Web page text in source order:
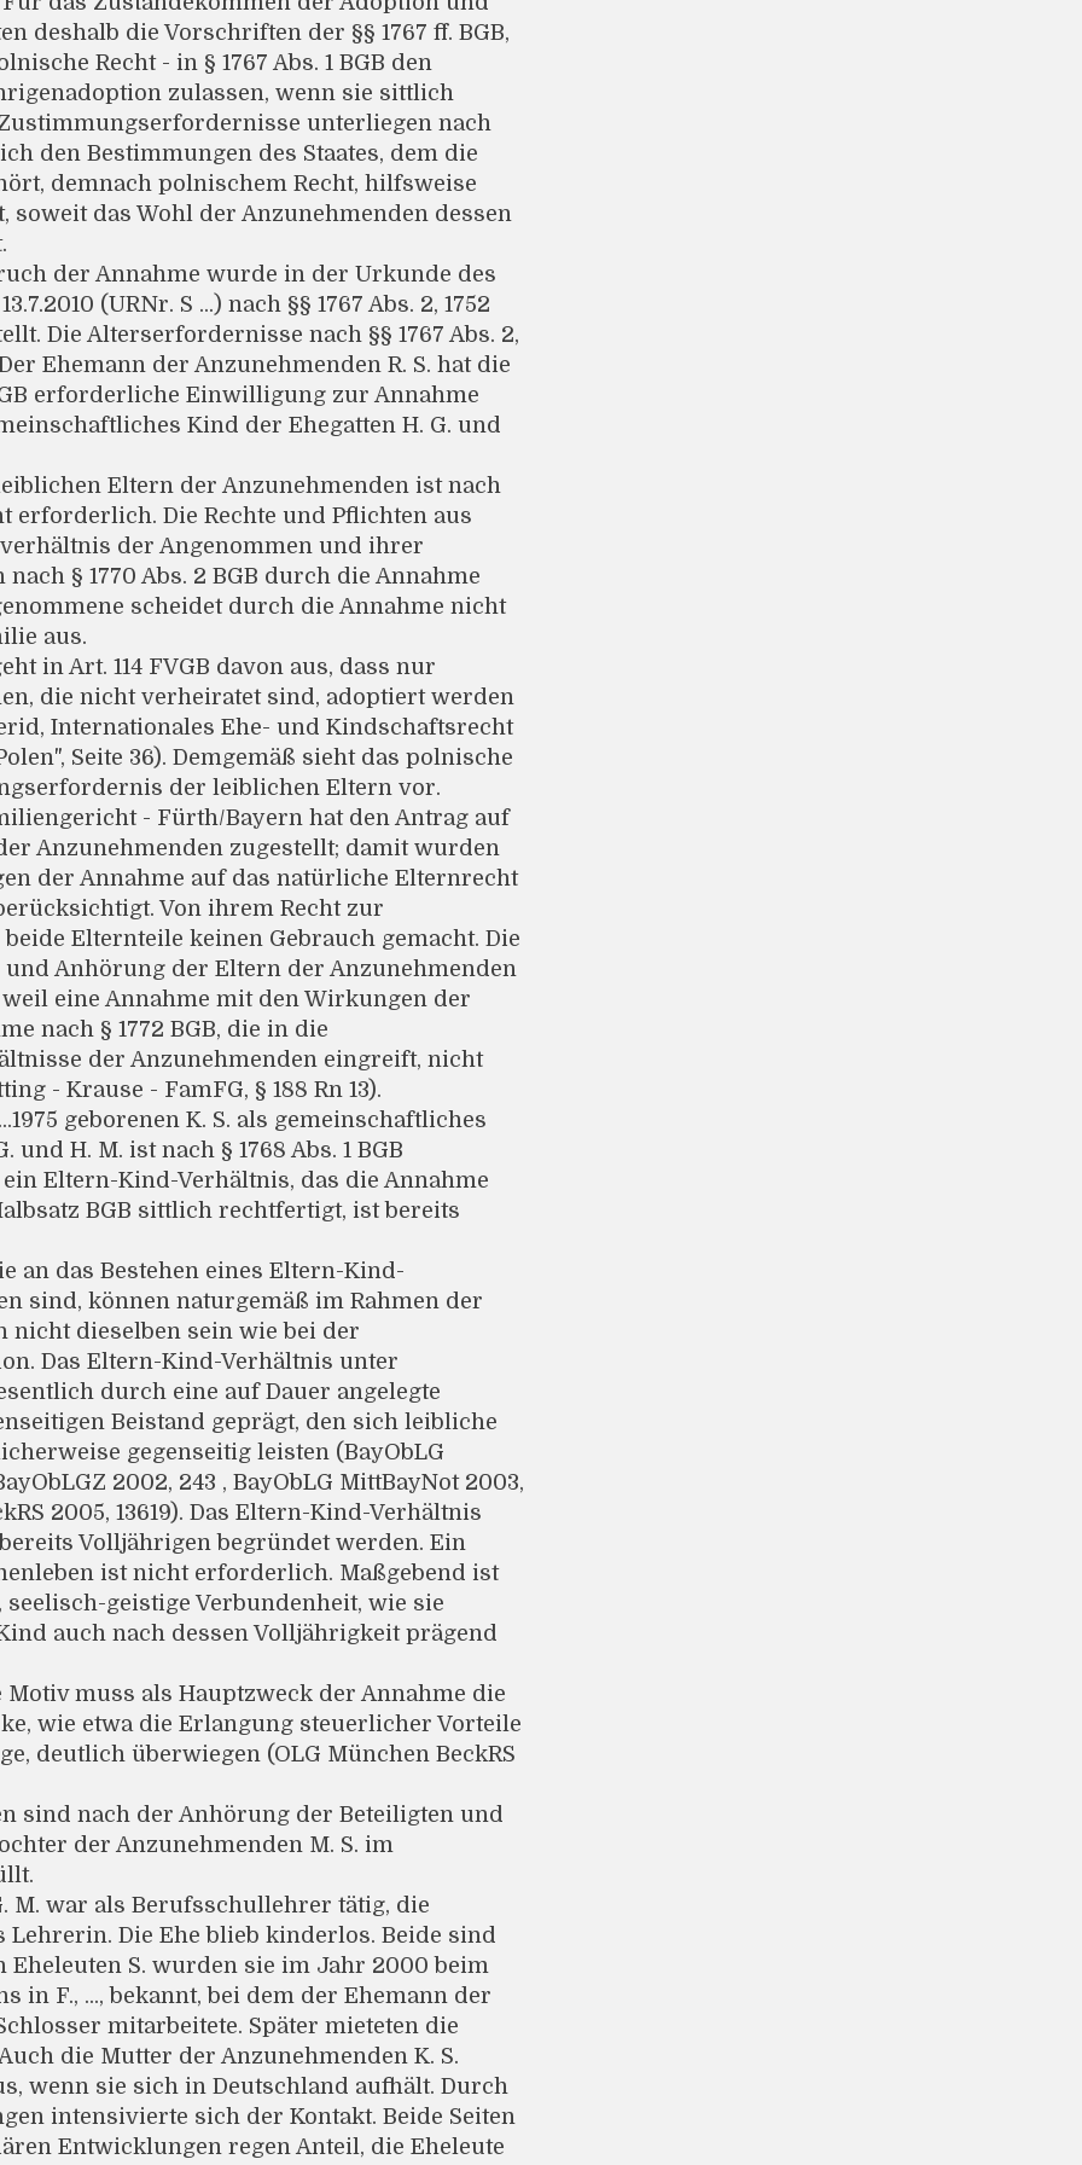
deshalb die Vorschriften der §§ 1767 ff. BGB,
Recht - in § 1767 Abs. 1 BGB den
zulassen, wenn sie sittlich
unterliegen nach
den Bestimmungen des Staates, dem die
demnach polnischem Recht, hilfsweise
soweit das Wohl der Anzunehmenden dessen
der Annahme wurde in der Urkunde des
(URNr. S ...) nach §§ 1767 Abs. 2, 1752
Die Alterserfordernisse nach §§ 1767 Abs. 2,
Ehemann der Anzunehmenden R. S. hat die
erforderliche Einwilligung zur Annahme
Kind der Ehegatten H. G. und
Eltern der Anzunehmenden ist nach
erforderlich. Die Rechte und Pflichten aus
der Angenommen und ihrer
§ 1770 Abs. 2 BGB durch die Annahme
scheidet durch die Annahme nicht
aus.
in Art. 114 FVGB davon aus, dass nur
die nicht verheiratet sind, adoptiert werden
Internationales Ehe- und Kindschaftsrecht
Seite 36). Demgemäß sieht das polnische
der leiblichen Eltern vor.
- Fürth/Bayern hat den Antrag auf
Anzunehmenden zugestellt; damit wurden
der Annahme auf das natürliche Elternrecht
Von ihrem Recht zur
Elternteile keinen Gebrauch gemacht. Die
Anhörung der Eltern der Anzunehmenden
eine Annahme mit den Wirkungen der
nach § 1772 BGB, die in die
der Anzunehmenden eingreift, nicht
- Krause - FamFG, § 188 Rn 13).
geborenen K. S. als gemeinschaftliches
und H. M. ist nach § 1768 Abs. 1 BGB
Eltern-Kind-Verhältnis, das die Annahme
BGB sittlich rechtfertigt, ist bereits
an das Bestehen eines Eltern-Kind-
sind, können naturgemäß im Rahmen der
nicht dieselben sein wie bei der
Das Eltern-Kind-Verhältnis unter
durch eine auf Dauer angelegte
Beistand geprägt, den sich leibliche
gegenseitig leisten (BayObLG
2002, 243 , BayObLG MittBayNot 2003,
2005, 13619). Das Eltern-Kind-Verhältnis
Volljährigen begründet werden. Ein
ist nicht erforderlich. Maßgebend ist
geistige Verbundenheit, wie sie
auch nach dessen Volljährigkeit prägend
Motiv muss als Hauptzweck der Annahme die
wie etwa die Erlangung steuerlicher Vorteile
deutlich überwiegen (OLG München BeckRS
sind nach der Anhörung der Beteiligten und
der Anzunehmenden M. S. im
M. war als Berufsschullehrer tätig, die
Lehrerin. Die Ehe blieb kinderlos. Beide sind
Eheleuten S. wurden sie im Jahr 2000 beim
in F., ..., bekannt, bei dem der Ehemann der
mitarbeitete. Später mieteten die
die Mutter der Anzunehmenden K. S.
wenn sie sich in Deutschland aufhält. Durch
intensivierte sich der Kontakt. Beide Seiten
Entwicklungen regen Anteil, die Eheleute